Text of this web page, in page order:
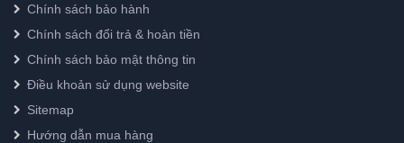
Chính sách bảo hành
Chính sách đổi trả & hoàn tiền
Chính sách bảo mật thông tin
Điều khoản sử dụng website
Sitemap
Hướng dẫn mua hàng